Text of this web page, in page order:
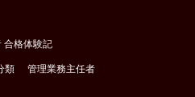
合格体験記
類 管理業務主任者